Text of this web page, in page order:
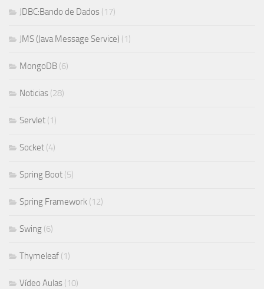
JDBC:Bando de Dados (17)
JMS (Java Message Service) (1)
MongoDB (6)
Noticias (28)
Servlet (1)
Socket (4)
Spring Boot (5)
Spring Framework (12)
Swing (6)
Thymeleaf (1)
Vídeo Aulas (10)